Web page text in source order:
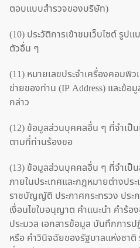
ตอบแบบสำรวจของบริษัท)
(10) ประวัติการเข้าชมเว็บไซต์ รูป
ตัวอื่น ๆ
(11) หมายเลขประจำเครื่องคอมพิว
ข่ายของท่าน (IP Address) และข้
กล่าว
(12) ข้อมูลส่วนบุคคลอื่น ๆ ที่จำเป็น
ตามที่ท่านร้องขอ
(13) ข้อมูลส่วนบุคคลอื่น ๆ ที่จำเป็
ภายในประเทศและกฎหมายต่างป
ราชบัญญัติ ประกาศกระทรวง ประ
เงื่อนไขใบอนุญาต คำแนะนำ คำร้
ประมวล เอกสารข้อมูล บันทึกการ
หรือ คำวินิจฉัยของรัฐบาลแห่งชา